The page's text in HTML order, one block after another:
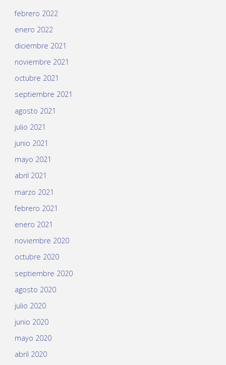
febrero 2022
enero 2022
diciembre 2021
noviembre 2021
octubre 2021
septiembre 2021
agosto 2021
julio 2021
junio 2021
mayo 2021
abril 2021
marzo 2021
febrero 2021
enero 2021
noviembre 2020
octubre 2020
septiembre 2020
agosto 2020
julio 2020
junio 2020
mayo 2020
abril 2020